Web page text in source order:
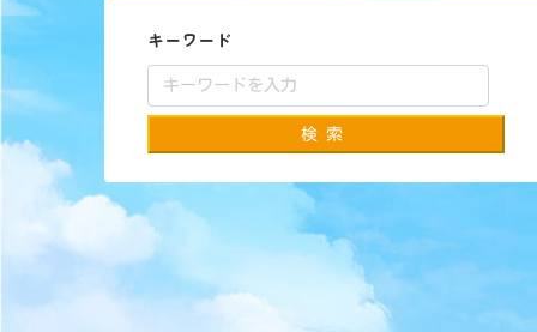
キーワード
検索